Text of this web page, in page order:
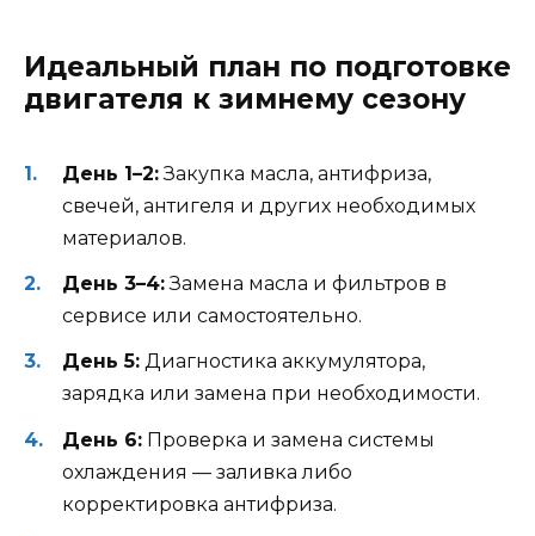
Идеальный план по подготовке
двигателя к зимнему сезону
День 1–2:Закупка масла, антифриза,
свечей, антигеля и других необходимых
материалов.
День 3–4:Замена масла и фильтров в
сервисе или самостоятельно.
День 5: Диагностика аккумулятора,
зарядка или замена при необходимости.
День 6: Проверка и замена системы
охлаждения — заливка либо
корректировка антифриза.